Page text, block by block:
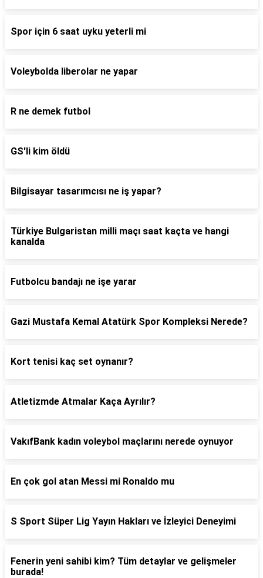
Spor için 6 saat uyku yeterli mi
Voleybolda liberolar ne yapar
R ne demek futbol
GS'li kim öldü
Bilgisayar tasarımcısı ne iş yapar?
Türkiye Bulgaristan milli maçı saat kaçta ve hangi
kanalda
Futbolcu bandajı ne işe yarar
Gazi Mustafa Kemal Atatürk Spor Kompleksi Nerede?
Kort tenisi kaç set oynanır?
Atletizmde Atmalar Kaça Ayrılır?
VakıfBank kadın voleybol maçlarını nerede oynuyor
En çok gol atan Messi mi Ronaldo mu
S Sport Süper Lig Yayın Hakları ve İzleyici Deneyimi
Fenerin yeni sahibi kim? Tüm detaylar ve gelişmeler
burada!